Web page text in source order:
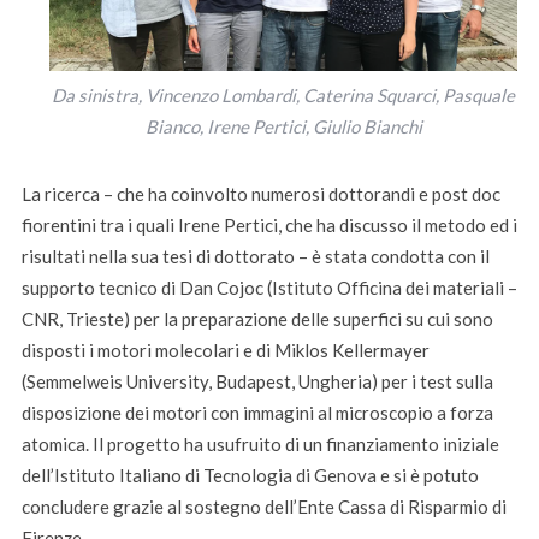
Da sinistra, Vincenzo Lombardi, Caterina Squarci, Pasquale
Bianco, Irene Pertici, Giulio Bianchi
La ricerca – che ha coinvolto numerosi dottorandi e post doc
fiorentini tra i quali Irene Pertici, che ha discusso il metodo ed i
risultati nella sua tesi di dottorato – è stata condotta con il
supporto tecnico di Dan Cojoc (Istituto Officina dei materiali –
CNR, Trieste) per la preparazione delle superfici su cui sono
disposti i motori molecolari e di Miklos Kellermayer
(Semmelweis University, Budapest, Ungheria) per i test sulla
disposizione dei motori con immagini al microscopio a forza
atomica. Il progetto ha usufruito di un finanziamento iniziale
dell’Istituto Italiano di Tecnologia di Genova e si è potuto
concludere grazie al sostegno dell’Ente Cassa di Risparmio di